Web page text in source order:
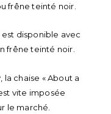
frêne teinté noir.
est disponible avec
frêne teinté noir.
chaise « About a
vite imposée
le marché.